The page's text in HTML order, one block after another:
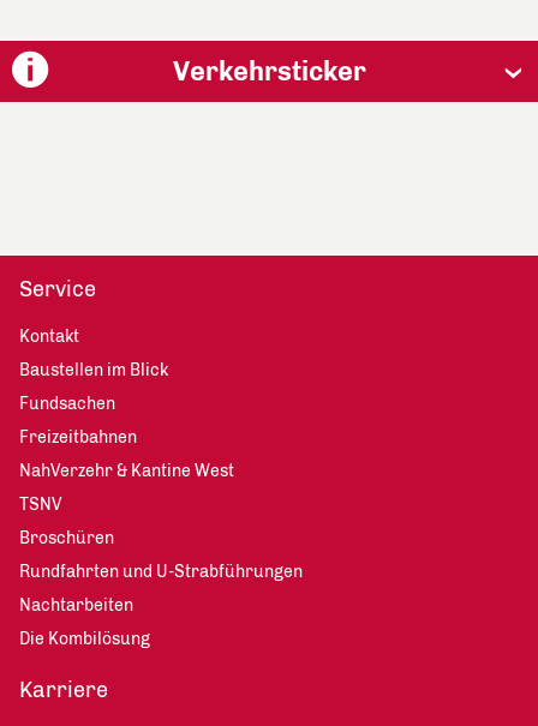
Verkehrsticker
Service
Kontakt
Baustellen im Blick
Fundsachen
Freizeitbahnen
NahVerzehr & Kantine West
TSNV
Broschüren
Rundfahrten und U-Strabführungen
Nachtarbeiten
Die Kombilösung
Karriere